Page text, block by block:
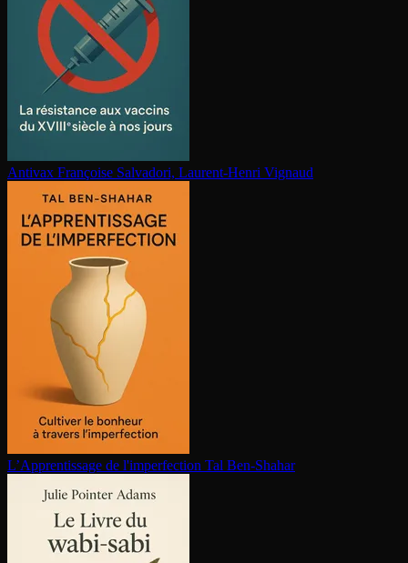
Antivax Françoise Salvadori, Laurent-Henri Vignaud
L’Ap­pren­tis­sage de l'im­per­fec­tion Tal Ben-Shahar